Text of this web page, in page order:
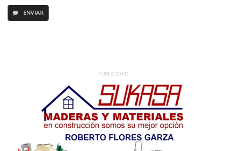
ENVIAR
PUBLICIDAD